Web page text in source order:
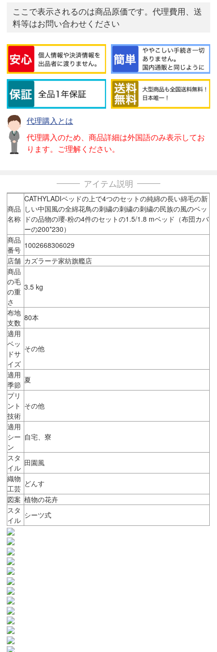
ここで表示されるのは商品原価です。代理費用、送
料等はお問い合わせください
代理購入とは
代理購入のため、商品詳細は外国語のみ表示してお
ります。ご理解ください。
アイテム説明
商品
名称
CATHYLADIベッドの上で4つのセットの純綿の長い綿毛の新
しい中国風の全綿花鳥の刺繍の刺繍の刺繍の民族の風のベッ
ドの品物の瓔-粉の4件のセットの1.5/1.8 mベッド（布団カバ
ーの200*230）
商品
番号 1002668306029
店舗 カズラーテ家紡旗艦店
商品
の毛
の重
さ
3.5 kg
布地
支数
80本
適用
ベッ
ドサ
イズ
その他
適用
季節
夏
プリ
ント
技術
その他
適用
シー
ン
自宅、寮
スタ
イル
田園風
織物
工芸
どんす
図案 植物の花卉
スタ
イル
シーツ式